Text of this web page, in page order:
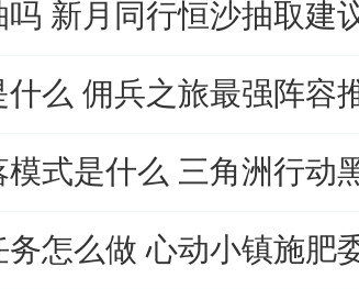
新月同行恒沙抽取建
么 佣兵之旅最强阵容